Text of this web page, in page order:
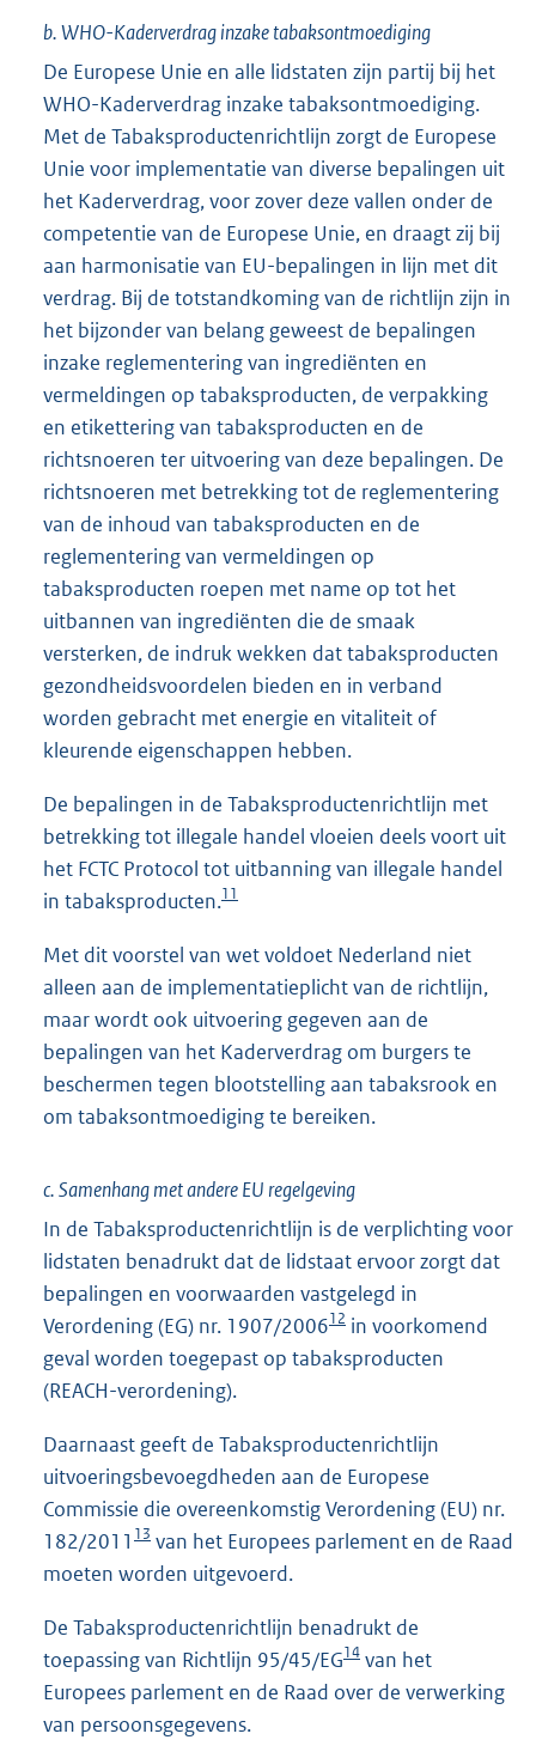
b. WHO-Kaderverdrag inzake tabaksontmoediging
De Europese Unie en alle lidstaten zijn partij bij het
WHO-Kaderverdrag inzake tabaksontmoediging.
Met de Tabaksproductenrichtlijn zorgt de Europese
Unie voor implementatie van diverse bepalingen uit
het Kaderverdrag, voor zover deze vallen onder de
competentie van de Europese Unie, en draagt zij bij
aan harmonisatie van EU-bepalingen in lijn met dit
verdrag. Bij de totstandkoming van de richtlijn zijn in
het bijzonder van belang geweest de bepalingen
inzake reglementering van ingrediënten en
vermeldingen op tabaksproducten, de verpakking
en etikettering van tabaksproducten en de
richtsnoeren ter uitvoering van deze bepalingen. De
richtsnoeren met betrekking tot de reglementering
van de inhoud van tabaksproducten en de
reglementering van vermeldingen op
tabaksproducten roepen met name op tot het
uitbannen van ingrediënten die de smaak
versterken, de indruk wekken dat tabaksproducten
gezondheidsvoordelen bieden en in verband
worden gebracht met energie en vitaliteit of
kleurende eigenschappen hebben.
De bepalingen in de Tabaksproductenrichtlijn met
betrekking tot illegale handel vloeien deels voort uit
het FCTC Protocol tot uitbanning van illegale handel
in tabaksproducten.11
Met dit voorstel van wet voldoet Nederland niet
alleen aan de implementatieplicht van de richtlijn,
maar wordt ook uitvoering gegeven aan de
bepalingen van het Kaderverdrag om burgers te
beschermen tegen blootstelling aan tabaksrook en
om tabaksontmoediging te bereiken.
c. Samenhang met andere EU regelgeving
In de Tabaksproductenrichtlijn is de verplichting voor
lidstaten benadrukt dat de lidstaat ervoor zorgt dat
bepalingen en voorwaarden vastgelegd in
Verordening (EG) nr. 1907/200612 in voorkomend
geval worden toegepast op tabaksproducten
(REACH-verordening).
Daarnaast geeft de Tabaksproductenrichtlijn
uitvoeringsbevoegdheden aan de Europese
Commissie die overeenkomstig Verordening (EU) nr.
182/2011 13 van het Europees parlement en de Raad
moeten worden uitgevoerd.
De Tabaksproductenrichtlijn benadrukt de
toepassing van Richtlijn 95/45/EG14 van het
Europees parlement en de Raad over de verwerking
van persoonsgegevens.